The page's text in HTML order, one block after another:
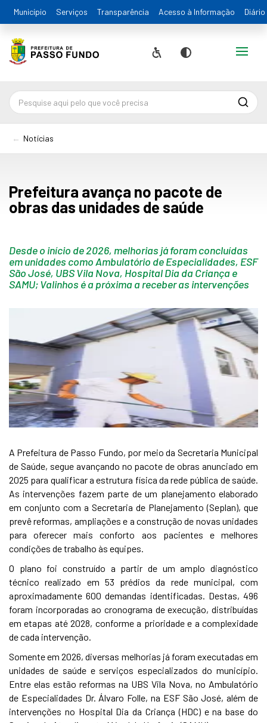
Município Serviços Transparência Acesso à Informação
Acessibilidade
Contraste
Alternar
Notícias
Prefeitura avança no pacote de
obras das unidades de saúde
Desde o início de 2026, melhorias já foram concluídas
em unidades como Ambulatório de Especialidades, ESF
São José, UBS Vila Nova, Hospital Dia da Criança e
SAMU; Valinhos é a próxima a receber as intervenções
A Prefeitura de Passo Fundo, por meio da Secretaria Municipal
de Saúde, segue avançando no pacote de obras anunciado em
2025 para qualificar a estrutura física da rede pública de saúde.
As intervenções fazem parte de um planejamento elaborado
em conjunto com a Secretaria de Planejamento (Seplan), que
prevê reformas, ampliações e a construção de novas unidades
para oferecer mais conforto aos pacientes e melhores
condições de trabalho às equipes.
O plano foi construído a partir de um amplo diagnóstico
técnico realizado em 53 prédios da rede municipal, com
aproximadamente 600 demandas identificadas. Destas, 496
foram incorporadas ao cronograma de execução, distribuídas
em etapas até 2028, conforme a prioridade e a complexidade
de cada intervenção.
Somente em 2026, diversas melhorias já foram executadas em
unidades de saúde e serviços especializados do município.
Entre elas estão reformas na UBS Vila Nova, no Ambulatório
de Especialidades Dr. Álvaro Folle, na ESF São José, além de
intervenções no Hospital Dia da Criança (HDC) e na base do